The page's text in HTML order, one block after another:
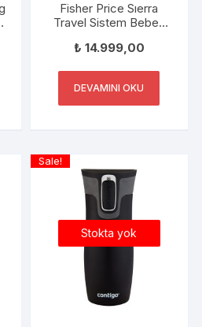
Fisher Price Sıerra
Travel Sistem Bebek
BST020 V-1 GRİ
₺ 14.999,00
DEVAMINI OKU
Stokta yok
Sale!